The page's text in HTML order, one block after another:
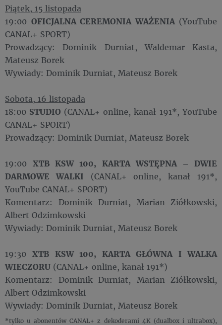
Piątek, 15 listopada
19:00 OFICJALNA CEREMONIA WAŻENIA(YouTube
CANAL+ SPORT)
Prowadzący: Dominik Durniat, Waldemar Kasta,
Mateusz Borek
Wywiady: Dominik Durniat, Mateusz Borek
Sobota, 16 listopada
18:00 STUDIO (CANAL+ online, kanał 191*, YouTube
CANAL+ SPORT)
Prowadzący: Dominik Durniat, Mateusz Borek
19:00XTB KSW 100, KARTA WSTĘPNA – DWIE
DARMOWE WALKI (CANAL+ online, kanał 191*,
YouTube CANAL+ SPORT)
Komentarz: Dominik Durniat, Marian Ziółkowski,
Albert Odzimkowski
Wywiady: Dominik Durniat, Mateusz Borek
19:30XTB KSW 100, KARTA GŁÓWNA I WALKA
WIECZORU (CANAL+ online, kanał 191*)
Komentarz: Dominik Durniat, Marian Ziółkowski,
Albert Odzimkowski
Wywiady: Dominik Durniat, Mateusz Borek
*tylko u abonentów CANAL+ z dekoderami 4K (dualbox i ultrabox),